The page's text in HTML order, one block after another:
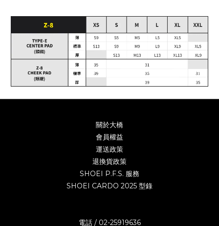
關於大橋
會員權益
運送政策
退換貨政策
SHOEI P.F.S. 服務
SHOEI CARDO 2025 型錄
電話 / 02-25919636